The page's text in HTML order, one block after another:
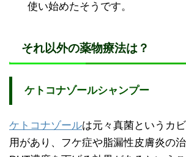
使い始めたそうです。
それ以外の薬物療法は？
ケトコナゾールシャンプー
ケトコナゾールは元々真菌というカ
用があり、フケ症や脂漏性皮膚炎の